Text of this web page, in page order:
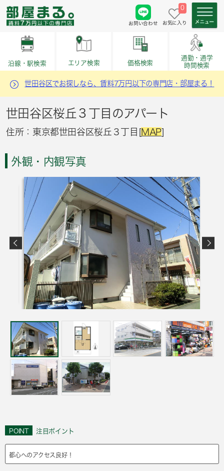
お問い合わせ
0
お気に入り
沿線・駅検索 エリア検索 価格検索
通勤・通学
時間検索
世田谷区でお探しなら、賃料7万円以下の専門店・部屋まる！
世田谷区桜丘３丁目のアパート
住所：東京都世田谷区桜丘３丁目[MAP]
外観・内観写真
POINT 注目ポイント
都心へのアクセス良好！